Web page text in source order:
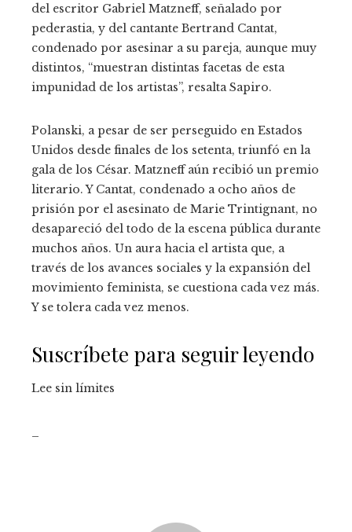
del escritor Gabriel Matzneff, señalado por
pederastia, y del cantante Bertrand Cantat,
condenado por asesinar a su pareja, aunque muy
distintos, “muestran distintas facetas de esta
impunidad de los artistas”, resalta Sapiro.
Polanski, a pesar de ser perseguido en Estados
Unidos desde finales de los setenta, triunfó en la
gala de los César. Matzneff aún recibió un premio
literario. Y Cantat, condenado a ocho años de
prisión por el asesinato de Marie Trintignant, no
desapareció del todo de la escena pública durante
muchos años. Un aura hacia el artista que, a
través de los avances sociales y la expansión del
movimiento feminista, se cuestiona cada vez más.
Y se tolera cada vez menos.
Suscríbete para seguir leyendo
Lee sin límites